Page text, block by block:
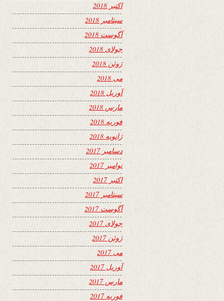
اکتبر 2018
سپتامبر 2018
آگوست 2018
جولای 2018
ژوئن 2018
می 2018
آوریل 2018
مارس 2018
فوریه 2018
ژانویه 2018
دسامبر 2017
نوامبر 2017
اکتبر 2017
سپتامبر 2017
آگوست 2017
جولای 2017
ژوئن 2017
می 2017
آوریل 2017
مارس 2017
فوریه 2017